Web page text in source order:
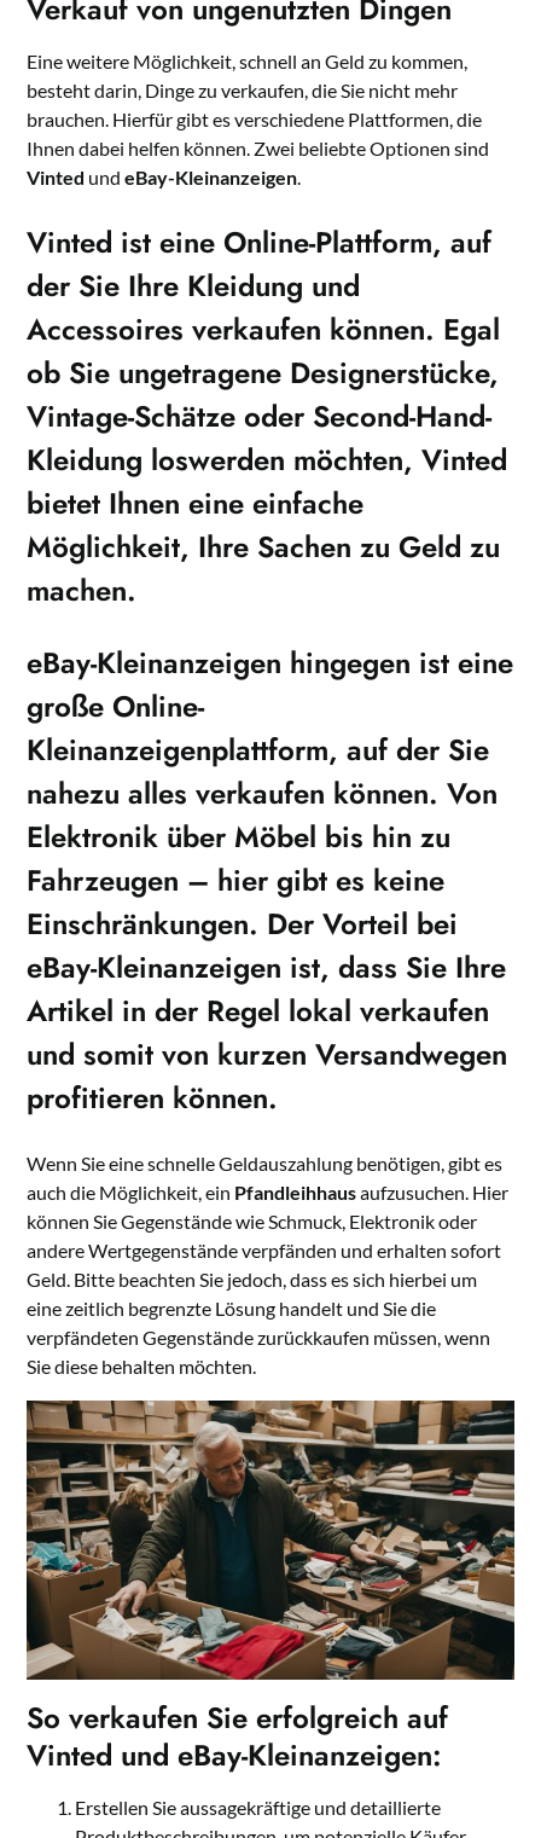
Verkauf von ungenutzten Dingen
Eine weitere Möglichkeit, schnell an Geld zu kommen,
besteht darin, Dinge zu verkaufen, die Sie nicht mehr
brauchen. Hierfür gibt es verschiedene Plattformen, die
Ihnen dabei helfen können. Zwei beliebte Optionen sind
Vinted undeBay-Kleinanzeigen.
Vinted ist eine Online-Plattform, auf
der Sie Ihre Kleidung und
Accessoires verkaufen können. Egal
ob Sie ungetragene Designerstücke,
Vintage-Schätze oder Second-Hand-
Kleidung loswerden möchten, Vinted
bietet Ihnen eine einfache
Möglichkeit, Ihre Sachen zu Geld zu
machen.
eBay-Kleinanzeigen hingegen ist eine
große Online-
Kleinanzeigenplattform, auf der Sie
nahezu alles verkaufen können. Von
Elektronik über Möbel bis hin zu
Fahrzeugen – hier gibt es keine
Einschränkungen. Der Vorteil bei
eBay-Kleinanzeigen ist, dass Sie Ihre
Artikel in der Regel lokal verkaufen
und somit von kurzen Versandwegen
profitieren können.
Wenn Sie eine schnelle Geldauszahlung benötigen, gibt es
auch die Möglichkeit, ein Pfandleihhausaufzusuchen. Hier
können Sie Gegenstände wie Schmuck, Elektronik oder
andere Wertgegenstände verpfänden und erhalten sofort
Geld. Bitte beachten Sie jedoch, dass es sich hierbei um
eine zeitlich begrenzte Lösung handelt und Sie die
verpfändeten Gegenstände zurückkaufen müssen, wenn
Sie diese behalten möchten.
So verkaufen Sie erfolgreich auf
Vinted und eBay-Kleinanzeigen:
Erstellen Sie aussagekräftige und detaillierte